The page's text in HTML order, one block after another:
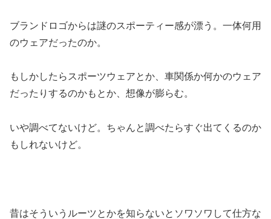
ブランドロゴからは謎のスポーティー感が漂う。一体何用
のウェアだったのか。
もしかしたらスポーツウェアとか、車関係か何かのウェア
だったりするのかもとか、想像が膨らむ。
いや調べてないけど。ちゃんと調べたらすぐ出てくるのか
もしれないけど。
昔はそういうルーツとかを知らないとソワソワして仕方な